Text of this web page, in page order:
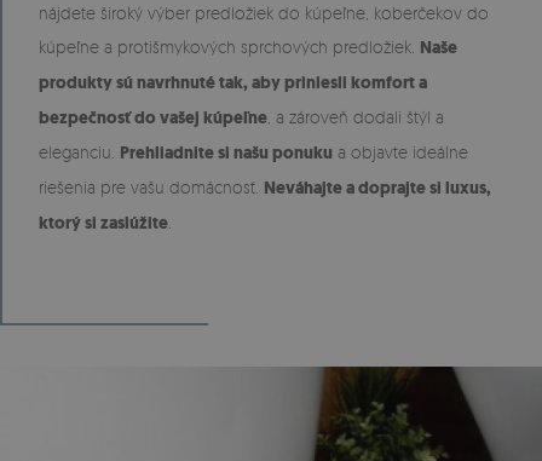
nájdete široký výber predložiek do kúpeľne, koberčekov do
kúpeľne a protišmykových sprchových predložiek. Naše
produkty sú navrhnuté tak, aby priniesli komfort a
bezpečnosť do vašej kúpeľne , a zároveň dodali štýl a
eleganciu. Prehliadnite si našu ponuku a objavte ideálne
riešenia pre vašu domácnosť. Neváhajte a doprajte si luxus,
ktorý si zaslúžite